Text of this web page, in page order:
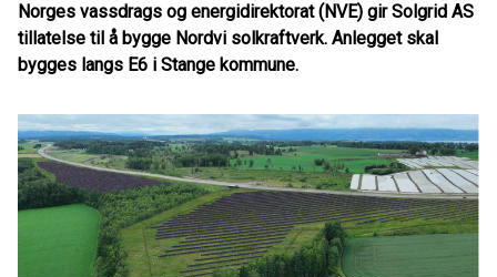
Norges vassdrags og energidirektorat (NVE) gir Solgrid AS
tillatelse til å bygge Nordvi solkraftverk. Anlegget skal
bygges langs E6 i Stange kommune.